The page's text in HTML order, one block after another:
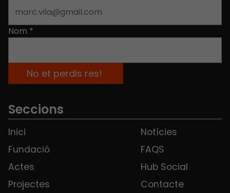
Nom *
Seccions
Inici
Fundació
Actes
Projectes
Notícies
FAQS
Hub Social
Contacte